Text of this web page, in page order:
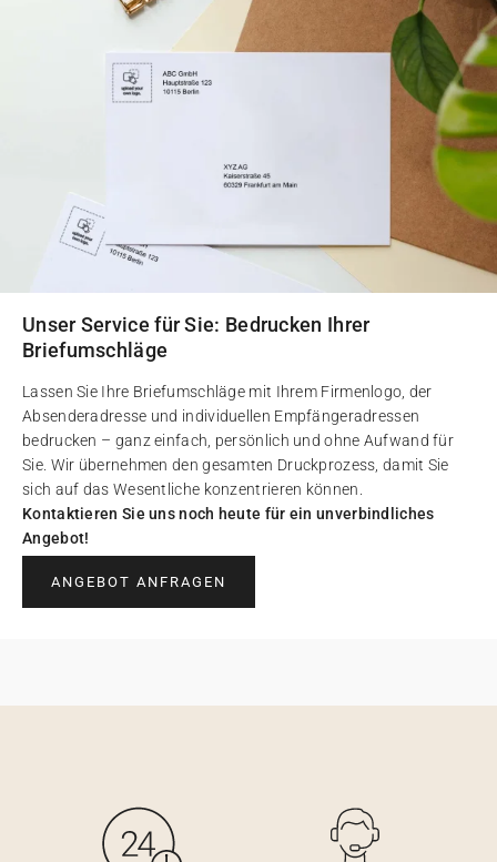
Unser Service für Sie: Bedrucken Ihrer
Briefumschläge
Lassen Sie Ihre Briefumschläge mit Ihrem Firmenlogo, der
Absenderadresse und individuellen Empfängeradressen
bedrucken – ganz einfach, persönlich und ohne Aufwand für
Sie. Wir übernehmen den gesamten Druckprozess, damit Sie
sich auf das Wesentliche konzentrieren können.
Kontaktieren Sie uns noch heute für ein unverbindliches
Angebot!
ANGEBOT ANFRAGEN